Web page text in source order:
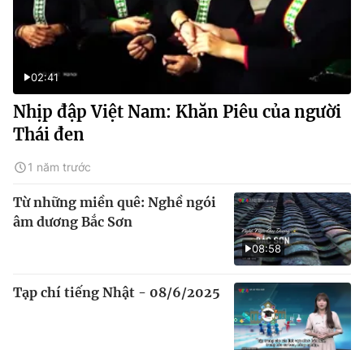
02:41
Nhịp đập Việt Nam: Khăn Piêu của người
Thái đen
1 năm trước
08:58
Từ những miền quê: Nghề ngói
âm dương Bắc Sơn
Tạp chí tiếng Nhật - 08/6/2025